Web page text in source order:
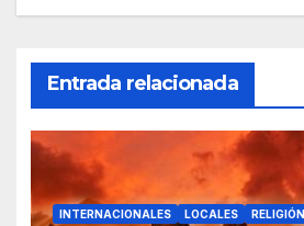
Entrada relacionada
INTERNACIONALES LOCALES RELIGIÓN